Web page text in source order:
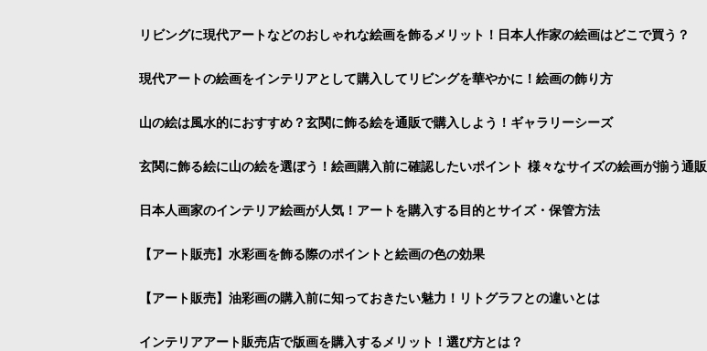
リビングに現代アートなどのおしゃれな絵画を飾るメリット！日本人作家の絵画はどこで買う？
現代アートの絵画をインテリアとして購入してリビングを華やかに！絵画の飾り方
山の絵は風水的におすすめ？玄関に飾る絵を通販で購入しよう！ギャラリーシーズ
玄関に飾る絵に山の絵を選ぼう！絵画購入前に確認したいポイント 様々なサイズの絵画が揃う通販
日本人画家のインテリア絵画が人気！アートを購入する目的とサイズ・保管方法
【アート販売】水彩画を飾る際のポイントと絵画の色の効果
【アート販売】油彩画の購入前に知っておきたい魅力！リトグラフとの違いとは
インテリアアート販売店で版画を購入するメリット！選び方とは？